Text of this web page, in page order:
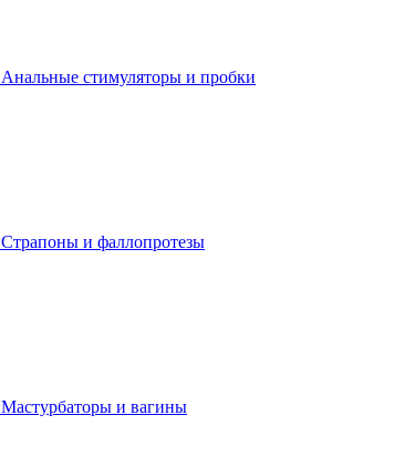
Анальные стимуляторы и пробки
Страпоны и фаллопротезы
Мастурбаторы и вагины